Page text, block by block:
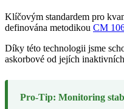
Klíčovým standardem pro
definována metodikou CM
Díky této technologii jsme
askorbové od jejích
Pro-Tip: Monitoring